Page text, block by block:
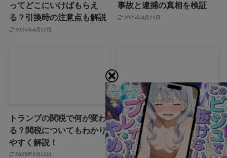
ってどこにいけばもらえ
る？引換時の注意点も解説
2025年4月12日
事故と逮捕の真相を検証
2025年4月12日
トランプの関税で何が変わ
る？関税についてもわかり
やすく解説！
2025年4月12日
「誰から？＋999100から怪
しい電話と謎のメッセー
ジ」
2025年4月12日